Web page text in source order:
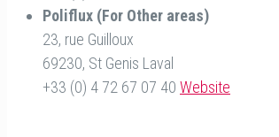
Poliflux (For Other areas)
23, rue Guilloux
69230, St Genis Laval
+33 (0) 4 72 67 07 40 Website